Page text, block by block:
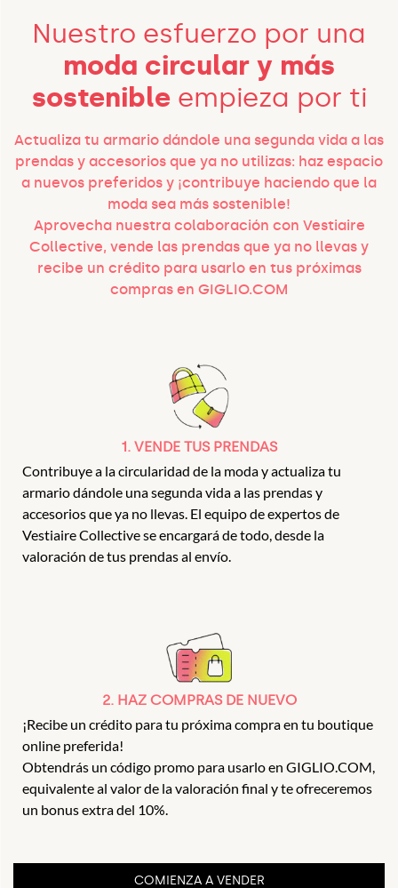
Nuestro esfuerzo por una
moda circular y más
sostenibleempieza por ti
Actualiza tu armario dándole una segunda vida a las
prendas y accesorios que ya no utilizas: haz espacio
a nuevos preferidos y ¡contribuye haciendo que la
moda sea más sostenible!
Aprovecha nuestra colaboración con Vestiaire
Collective, vende las prendas que ya no llevas y
recibe un crédito para usarlo en tus próximas
compras en GIGLIO.COM
1. VENDE TUS PRENDAS
Contribuye a la circularidad de la moda y actualiza tu
armario dándole una segunda vida a las prendas y
accesorios que ya no llevas. El equipo de expertos de
Vestiaire Collective se encargará de todo, desde la
valoración de tus prendas al envío.
2. HAZ COMPRAS DE NUEVO
¡Recibe un crédito para tu próxima compra en tu boutique
online preferida!
Obtendrás un código promo para usarlo en GIGLIO.COM,
equivalente al valor de la valoración final y te ofreceremos
un bonus extra del 10%.
COMIENZA A VENDER